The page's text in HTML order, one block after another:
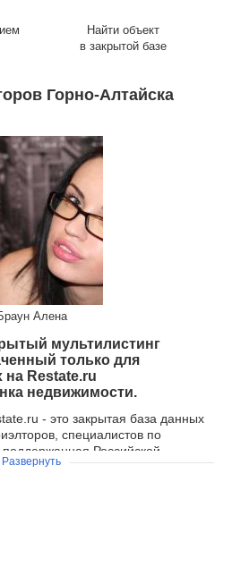
Найти объект
в закрытой базе
Горно-Алтайска
Алена
мультилистинг
только для
на Restate.ru
недвижимости.
- это закрытая база данных
специалистов по
Российской
и крупнейшими региональными
Развернуть